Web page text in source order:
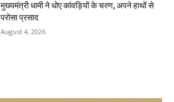
मुख्यमंत्री धामी ने धोए कांवड़ियों के चरण, अपने हाथों से
परोसा प्रसाद
August 4, 2026